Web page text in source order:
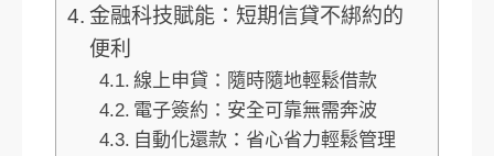
金融科技賦能：短期信貸不綁約的
便利
線上申貸：隨時隨地輕鬆借款
電子簽約：安全可靠無需奔波
自動化還款：省心省力輕鬆管理